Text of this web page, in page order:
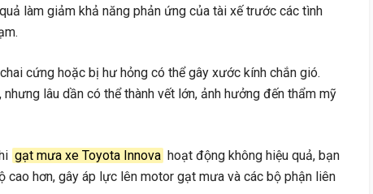
làm giảm khả năng phản ứng của tài xế trước các tình
cứng hoặc bị hư hỏng có thể gây xước kính chắn gió.
lâu dần có thể thành vết lớn, ảnh hưởng đến thẩm mỹ
gạt mưa xe Toyota Innova hoạt động không hiệu quả, bạn
hơn, gây áp lực lên motor gạt mưa và các bộ phận liên